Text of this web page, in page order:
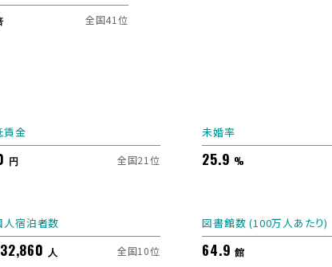
全国41位
賃金
円 全国21位
未婚率
25.9 %
人宿泊者数
人 全国10位
図書館数 (100万人あたり)
64.9 館